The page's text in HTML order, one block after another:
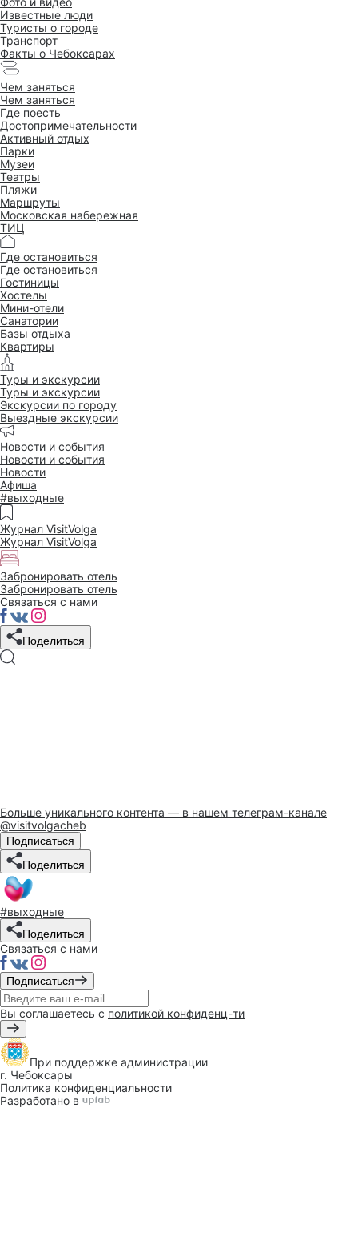
Известные люди
Туристы о городе
Транспорт
Факты о Чебоксарах
Чем заняться
Чем заняться
Где поесть
Достопримеча­тельности
Активный отдых
Парки
Музеи
Театры
Пляжи
Маршруты
Московская набережная
ТИЦ
Где остановиться
Где остановиться
Гостиницы
Хостелы
Мини-отели
Санатории
Базы отдыха
Квартиры
Туры и экскурсии
Туры и экскурсии
Экскурсии по городу
Выездные экскурсии
Новости и события
Новости и события
Новости
Афиша
#выходные
Журнал VisitVolga
Журнал VisitVolga
Забронировать отель
Забронировать отель
Связаться с нами
Поделиться
Больше уникального контента — в нашем телеграм-канале
@visitvolgacheb
Подписаться
Поделиться
#выходные
Поделиться
Связаться с нами
Подписаться
Вы соглашаетесь с политикой конфиденц-ти
При поддержке администрации
г. Чебоксары
Политика конфиденциальности
Разработано в